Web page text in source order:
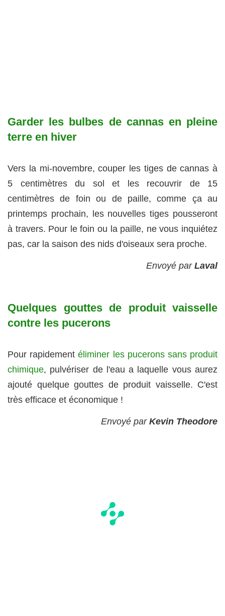
Garder les bulbes de cannas en pleine
terre en hiver
Vers la mi-novembre, couper les tiges de cannas à
5 centimètres du sol et les recouvrir de 15
centimètres de foin ou de paille, comme ça au
printemps prochain, les nouvelles tiges pousseront
à travers. Pour le foin ou la paille, ne vous inquiétez
pas, car la saison des nids d'oiseaux sera proche.
Envoyé par Laval
Quelques gouttes de produit vaisselle
contre les pucerons
Pour rapidementéliminer les pucerons sans produit
chimique, pulvériser de l'eau a laquelle vous aurez
ajouté quelque gouttes de produit vaisselle. C'est
très efficace et économique !
Envoyé par Kevin Theodore